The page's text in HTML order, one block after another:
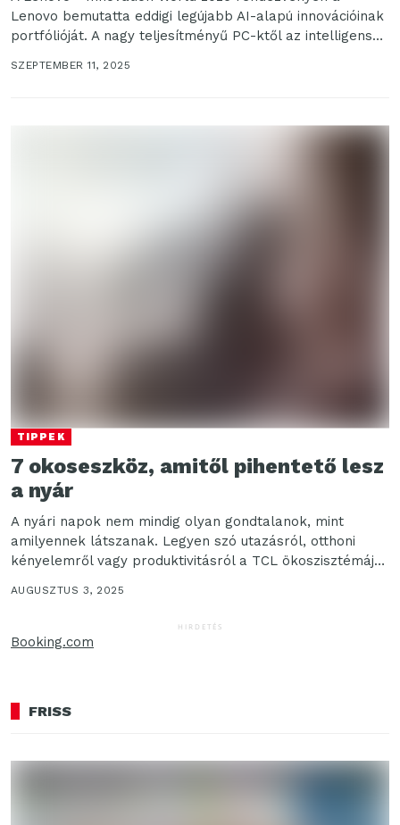
Lenovo bemutatta eddigi legújabb AI-alapú innovációinak
portfólióját. A nagy teljesítményű PC-ktől az intelligens
SZEPTEMBER 11, 2025
TIPPEK
7 okoseszköz, amitől pihentető lesz
a nyár
A nyári napok nem mindig olyan gondtalanok, mint
amilyennek látszanak. Legyen szó utazásról, otthoni
kényelemről vagy produktivitásról a TCL ökoszisztémája
AUGUSZTUS 3, 2025
HIRDETÉS
Booking.com
FRISS